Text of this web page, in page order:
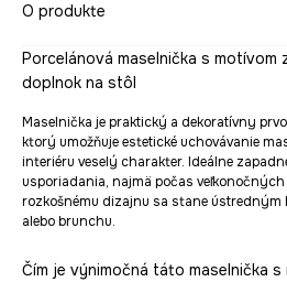
O produkte
Porcelánová maselnička s motívom
doplnok na stôl
Maselnička je praktický a dekoratívny
ktorý umožňuje estetické uchovávanie
interiéru veselý charakter. Ideálne
usporiadania, najmä počas veľkonočných
rozkošnému dizajnu sa stane ústredným
alebo brunchu.
Čím je výnimočná táto maselnička